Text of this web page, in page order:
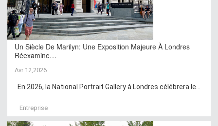
Un Siècle De Marilyn: Une Exposition Majeure À Londres
Réexamine…
Avr 12,2026
En 2026, la National Portrait Gallery à Londres célébrera le...
Entreprise